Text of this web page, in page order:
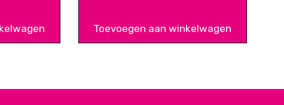
Toevoegen aan winkelwagen